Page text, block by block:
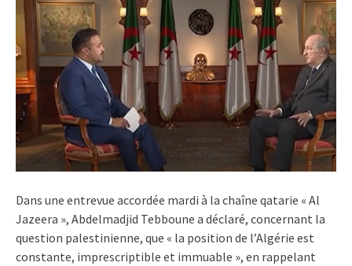
Dans une entrevue accordée mardi à la chaîne qatarie « Al
Jazeera », Abdelmadjid Tebboune a déclaré, concernant la
question palestinienne, que « la position de l’Algérie est
constante, imprescriptible et immuable », en rappelant